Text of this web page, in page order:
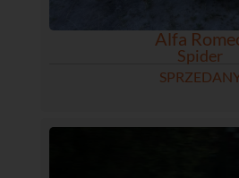
Alfa
Spider